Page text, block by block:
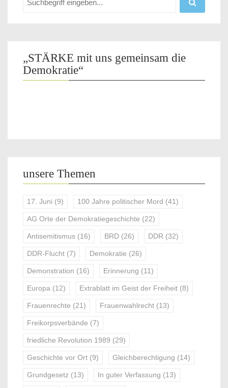
„STÄRKE mit uns gemeinsam die
Demokratie“
unsere Themen
17. Juni (9) 100 Jahre politischer Mord (41)
AG Orte der Demokratiegeschichte (22)
Antisemitismus (16) BRD (26) DDR (32)
DDR-Flucht (7) Demokratie (26)
Demonstration (16) Erinnerung (11)
Europa (12) Extrablatt im Geist der Freiheit (8)
Frauenrechte (21) Frauenwahlrecht (13)
Freikorpsverbände (7)
friedliche Revolution 1989 (29)
Geschichte vor Ort (9) Gleichberechtigung (14)
Grundgesetz (13) In guter Verfassung (13)